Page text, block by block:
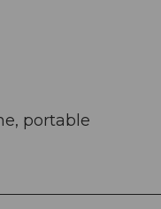
portable